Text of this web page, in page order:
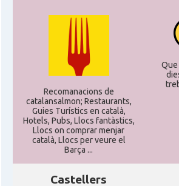
Recomanacions de
catalansalmon; Restaurants,
Guies Turístics en català,
Hotels, Pubs, Llocs fantàstics,
Llocs on comprar menjar
català, Llocs per veure el
Barça ...
Que
Castellers